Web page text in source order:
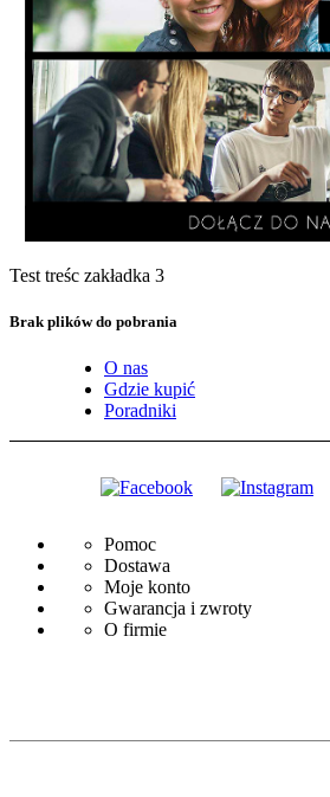
Test treśc zakładka 3
Brak plików do pobrania
O nas
Gdzie kupić
Poradniki
Pomoc
Dostawa
Moje konto
Gwarancja i zwroty
O firmie